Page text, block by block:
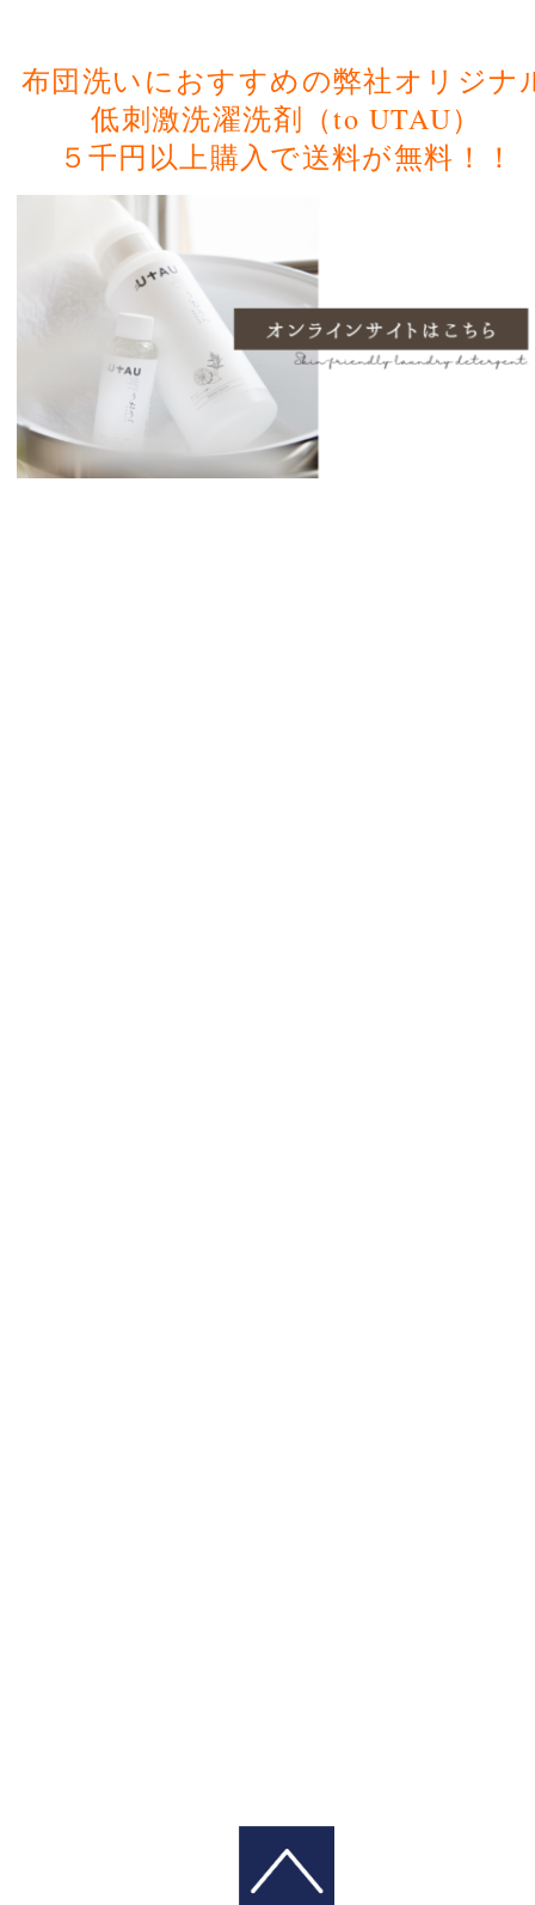
布団洗いにおすすめの弊社オリジナ
低刺激洗濯洗剤（to UTAU）
５千円以上購入で送料が無料！！